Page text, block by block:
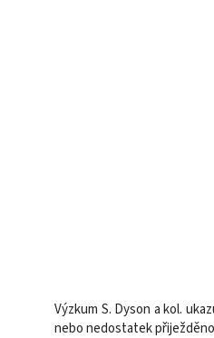
Výzkum S. Dyson a kol.
nebo nedostatek